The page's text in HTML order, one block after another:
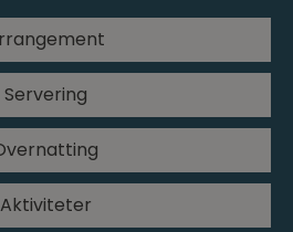
Servering
Aktiviteter